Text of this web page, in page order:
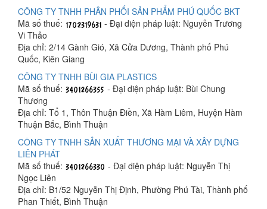
CÔNG TY TNHH PHÂN PHỐI SẢN PHẨM PHÚ QUỐC BKT
Mã số thuế:
- Đại diện pháp luật: Nguyễn Trương
Vi Thảo
Địa chỉ: 2/14 Gành Gió, Xã Cửa Dương, Thành phố Phú
Quốc, Kiên Giang
CÔNG TY TNHH BÙI GIA PLASTICS
Mã số thuế:
- Đại diện pháp luật: Bùi Chung
Thương
Địa chỉ: Tổ 1, Thôn Thuận Điền, Xã Hàm Liêm, Huyện Hàm
Thuận Bắc, Bình Thuận
CÔNG TY TNHH SẢN XUẤT THƯƠNG MẠI VÀ XÂY DỰNG
LIÊN PHÁT
Mã số thuế:
- Đại diện pháp luật: Nguyễn Thị
Ngọc Liên
Địa chỉ: B1/52 Nguyễn Thị Định, Phường Phú Tài, Thành phố
Phan Thiết, Bình Thuận